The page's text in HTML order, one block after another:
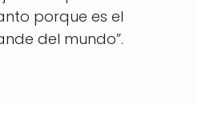
porque es el
del mundo”.